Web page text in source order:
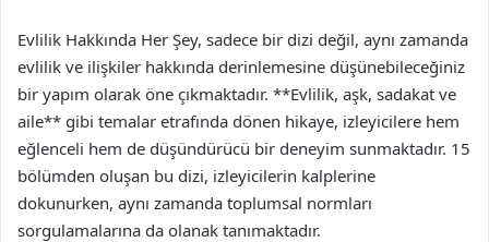
Evlilik Hakkında Her Şey, sadece bir dizi değil, aynı zamanda
evlilik ve ilişkiler hakkında derinlemesine düşünebileceğiniz
bir yapım olarak öne çıkmaktadır. **Evlilik, aşk, sadakat ve
aile** gibi temalar etrafında dönen hikaye, izleyicilere hem
eğlenceli hem de düşündürücü bir deneyim sunmaktadır. 15
bölümden oluşan bu dizi, izleyicilerin kalplerine
dokunurken, aynı zamanda toplumsal normları
sorgulamalarına da olanak tanımaktadır.